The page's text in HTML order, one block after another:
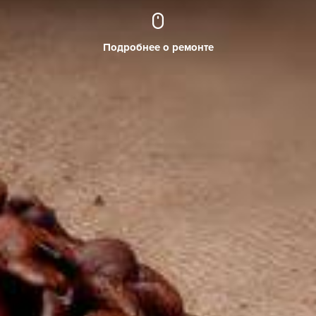
Подробнее о ремонте